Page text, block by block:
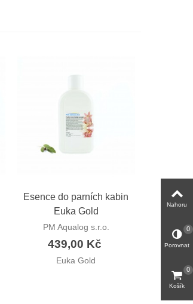
Rychlý náhled
Esence do parních kabin
Euka Gold
PM Aqualog s.r.o.
439,00 Kč
Euka Gold
Nahoru
Porovnat
0
Košík
0